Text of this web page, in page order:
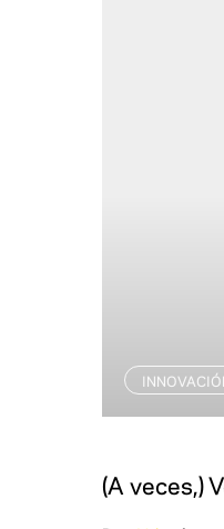
(A veces,)